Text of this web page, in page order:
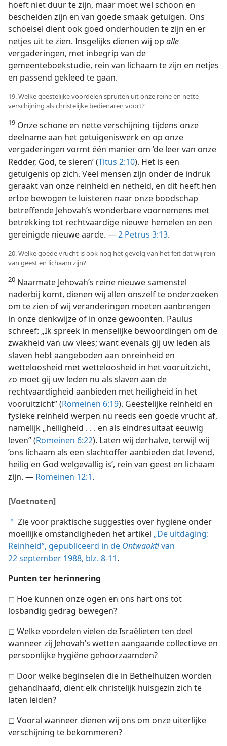
hoeft niet duur te zijn, maar moet wel schoon en
bescheiden zijn en van goede smaak getuigen. Ons
schoeisel dient ook goed onderhouden te zijn en er
netjes uit te zien. Insgelijks dienen wij op alle
vergaderingen, met inbegrip van de
gemeenteboekstudie, rein van lichaam te zijn en netjes
en passend gekleed te gaan.
19. Welke geestelijke voordelen spruiten uit onze reine en nette
verschijning als christelijke bedienaren voort?
19 Onze schone en nette verschijning tijdens onze
deelname aan het getuigeniswerk en op onze
vergaderingen vormt één manier om ’de leer van onze
Redder, God, te sieren’ (Titus 2:10). Het is een
getuigenis op zich. Veel mensen zijn onder de indruk
geraakt van onze reinheid en netheid, en dit heeft hen
ertoe bewogen te luisteren naar onze boodschap
betreffende Jehovah’s wonderbare voornemens met
betrekking tot rechtvaardige nieuwe hemelen en een
gereinigde nieuwe aarde. —2 Petrus 3:13.
20. Welke goede vrucht is ook nog het gevolg van het feit dat wij rein
van geest en lichaam zijn?
20 Naarmate Jehovah’s reine nieuwe samenstel
naderbij komt, dienen wij allen onszelf te onderzoeken
om te zien of wij veranderingen moeten aanbrengen
in onze denkwijze of in onze gewoonten. Paulus
schreef: „Ik spreek in menselijke bewoordingen om de
zwakheid van uw vlees; want evenals gij uw leden als
slaven hebt aangeboden aan onreinheid en
wetteloosheid met wetteloosheid in het vooruitzicht,
zo moet gij uw leden nu als slaven aan de
rechtvaardigheid aanbieden met heiligheid in het
vooruitzicht” (Romeinen 6:19). Geestelijke reinheid en
fysieke reinheid werpen nu reeds een goede vrucht af,
namelijk „heiligheid . . . en als eindresultaat eeuwig
leven” (Romeinen 6:22). Laten wij derhalve, terwijl wij
’ons lichaam als een slachtoffer aanbieden dat levend,
heilig en God welgevallig is’, rein van geest en lichaam
zijn. — Romeinen 12:1.
[Voetnoten]
a Zie voor praktische suggesties over hygiëne onder
moeilijke omstandigheden het artikel „De uitdaging:
Reinheid”, gepubliceerd in de Ontwaakt!van
22 september 1988, blz. 8-11.
Punten ter herinnering
◻ Hoe kunnen onze ogen en ons hart ons tot
losbandig gedrag bewegen?
◻ Welke voordelen vielen de Israëlieten ten deel
wanneer zij Jehovah’s wetten aangaande collectieve en
persoonlijke hygiëne gehoorzaamden?
◻ Door welke beginselen die in Bethelhuizen worden
gehandhaafd, dient elk christelijk huisgezin zich te
laten leiden?
◻ Vooral wanneer dienen wij ons om onze uiterlijke
verschijning te bekommeren?